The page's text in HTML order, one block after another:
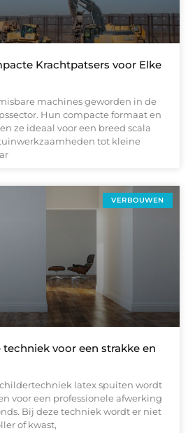
Krachtpatsers voor Elke
machines geworden in de
Hun compacte formaat en
ze ideaal voor een breed scala
tot kleine
VERBOUWEN
techniek voor een strakke en
latex spuiten wordt
voor een professionele afwerking
Bij deze techniek wordt er niet
of kwast,